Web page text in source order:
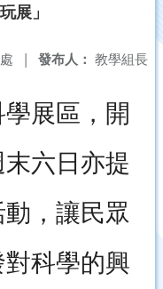
展」
發布人： 教學組長
|
展區，開
六日亦提
，讓民眾
科學的興